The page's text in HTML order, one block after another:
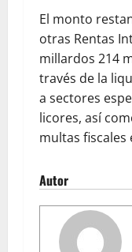
El monto
otras Rentas
millardos 214
través de la
a sectores
licores, así
multas fiscales
Autor